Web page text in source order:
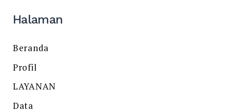
Halaman
Beranda
Profil
LAYANAN
Data